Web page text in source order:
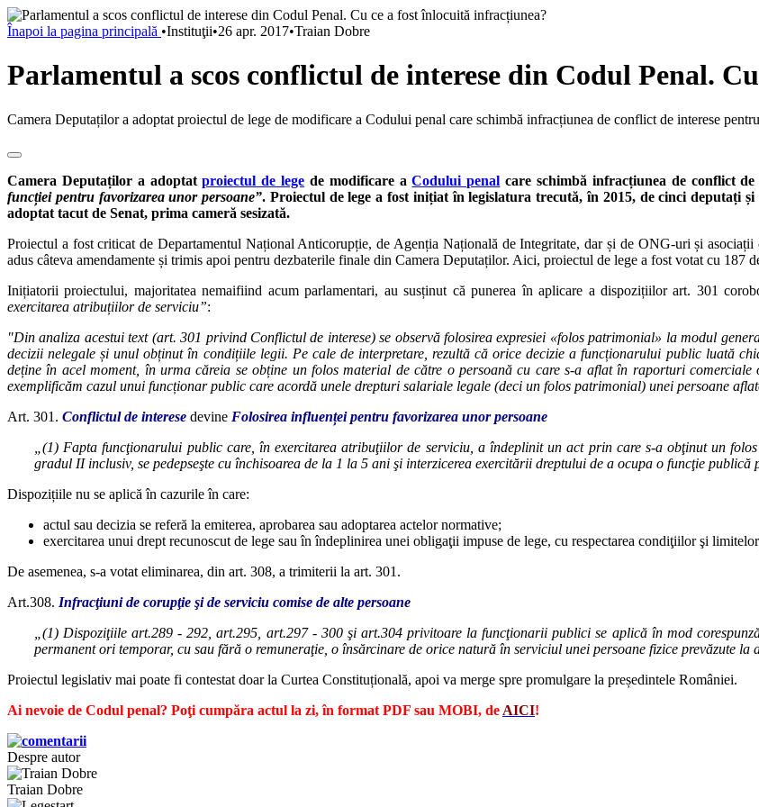
Înapoi la pagina principală •Instituţii•26 apr. 2017•Traian Dobre
Parlamentul a scos conflictul de interese din Codul Penal.
Camera Deputaților a adoptat proiectul de lege de modificare a Codului penal care schimbă infracțiunea de conflict de interese
Camera Deputaților a adoptatproiectul de lege de modificare aCodului penal care schimbă infracțiunea de conflict
funcției pentru favorizarea unor persoane”. Proiectul de lege a fost inițiat în legislatura trecută, în 2015, de cinci deputați
adoptat tacut de Senat, prima cameră sesizată.
Proiectul a fost criticat de Departamentul Național Anticorupție, de Agenția Națională de Integritate, dar și de ONG-uri și
adus câteva amendamente și trimis apoi pentru dezbaterile finale din Camera Deputaților. Aici, proiectul de lege a fost votat cu
Inițiatorii proiectului, majoritatea nemaifiind acum parlamentari, au susținut că punerea în aplicare a dispozițiilor art. 301
exercitarea atribuțiilor de serviciu”:
"Din analiza acestui text (art. 301 privind Conflictul de interese) se observă folosirea expresiei «folos patrimonial» la modul
decizii nelegale și unul obținut în condițiile legii. Pe cale de interpretare, rezultă că orice decizie a funcționarului public luată
deține în acel moment, în urma căreia se obține un folos material de către o persoană cu care s-a aflat în raporturi
exemplificăm cazul unui funcționar public care acordă unele drepturi salariale legale (deci un folos patrimonial) unei persoane
Art. 301. Conflictul de interese devine Folosirea influenței pentru favorizarea unor persoane
„(1) Fapta funcţionarului public care, în exercitarea atribuţiilor de serviciu, a îndeplinit un act prin care s-a obţinut un
gradul II inclusiv, se pedepseşte cu închisoarea de la 1 la 5 ani şi interzicerea exercitării dreptului de a ocupa o funcţie publică
Dispozițiile nu se aplică în cazurile în care:
actul sau decizia se referă la emiterea, aprobarea sau adoptarea actelor normative;
exercitarea unui drept recunoscut de lege sau în îndeplinirea unei obligaţii impuse de lege, cu respectarea condiţiilor şi limitelor
De asemenea, s-a votat eliminarea, din art. 308, a trimiterii la art. 301.
Art.308. Infracţiuni de corupţie şi de serviciu comise de alte persoane
„(1) Dispoziţiile art.289 - 292, art.295, art.297 - 300 şi art.304 privitoare la funcţionarii publici se aplică în mod
permanent ori temporar, cu sau fără o remuneraţie, o însărcinare de orice natură în serviciul unei persoane fizice prevăzute
Proiectul legislativ mai poate fi contestat doar la Curtea Constituțională, apoi va merge spre promulgare la președintele României.
Ai nevoie de Codul penal? Poţi cumpăra actul la zi, în format PDF sau MOBI, de AICI!
Despre autor
Traian Dobre